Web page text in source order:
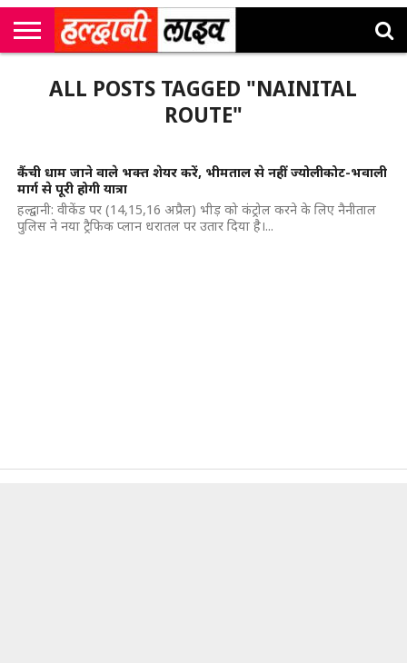
एम
कॉर्नर
उत्तराखंड
न्यूज़
खेल
मनोरंजन
सम्पादकीय
जॉब
अलर्ट्स
ALL POSTS TAGGED "NAINITAL
ROUTE"
कैंची धाम जाने वाले भक्त शेयर करें, भीमताल से नहीं ज्योलीकोट-भवाली
मार्ग से पूरी होगी यात्रा
हल्द्वानी: वीकेंड पर (14,15,16 अप्रैल) भीड़ को कंट्रोल करने के लिए नैनीताल
पुलिस ने नया ट्रैफिक प्लान धरातल पर उतार दिया है।...